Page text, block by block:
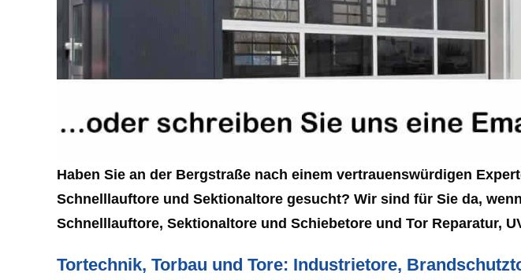
Haben Sie an der Bergstraße nach einem vertrauenswürdigen
Schnelllauftore und Sektionaltore gesucht? Wir sind für Sie da,
Schnelllauftore, Sektionaltore und Schiebetore und Tor Reparatur,
Tortechnik, Torbau und Tore: Industrietore,